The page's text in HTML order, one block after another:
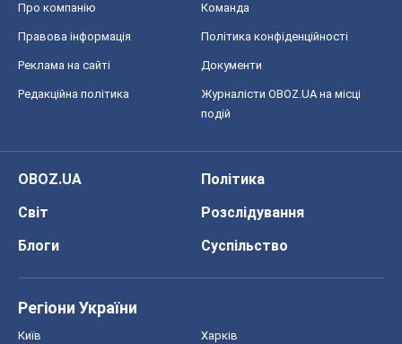
Про компанію Команда
Правова інформація Політика конфіденційності
Реклама на сайті Документи
Редакційна політика
Журналісти OBOZ.UA на місці
подій
OBOZ.UA
Політика
Світ
Розслідування
Блоги
Суспільство
Регіони України
Київ Харків